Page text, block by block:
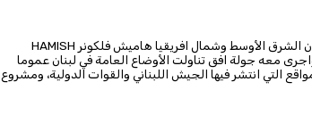
الشرق الأوسط وشمال افريقيا هاميش فلكونر HAMISH
معه جولة افق تناولت الأوضاع العامة في لبنان عموما
التي انتشر فيها الجيش اللبناني والقوات الدولية، ومشروع